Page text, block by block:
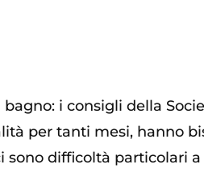
i consigli della
per tanti mesi, hanno
difficoltà particolari a